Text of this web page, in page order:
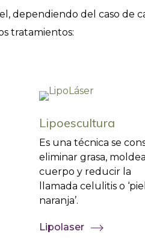
dependiendo del caso de
tratamientos:
Lipoescultura
Es una técnica se
eliminar grasa,
cuerpo y reducir la
llamada celulitis o
naranja’.
Lipolaser